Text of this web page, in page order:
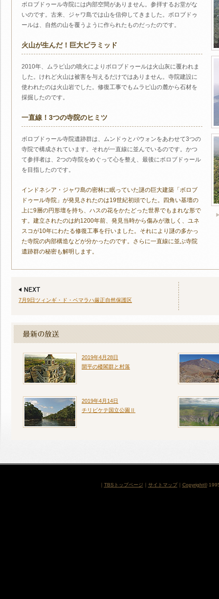
ボロブドゥール寺院には内部空間がありません。参拝するお堂がな
いのです。古来、ジャワ島では山を信仰してきました。ボロブドゥ
ールは、自然の山を覆うように作られたものだったのです。
火山が生んだ！巨大ピラミッド
2010年、ムラピ山の噴火によりボロブドゥールは火山灰に覆われま
した。けれど火山は被害を与えるだけではありません。寺院建設に
使われたのは火山岩でした。修復工事でもムラピ山の麓から石材を
採掘したのです。
一直線！3つの寺院のヒミツ
ボロブドゥール寺院遺跡群は、ムンドゥとパウォンをあわせて3つの
寺院で構成されています。それが一直線に並んでいるのです。かつ
て参拝者は、2つの寺院をめぐって心を整え、最後にボロブドゥール
を目指したのです。
インドネシア・ジャワ島の密林に眠っていた謎の巨大建築「ボロブ
ドゥール寺院」が発見されたのは19世紀初頭でした。四角い基壇の
上に9層の円形壇を持ち、ハスの花をかたどった世界でもまれな形で
す。建立されたのは約1200年前、発見当時から傷みが激しく、ユネ
スコが10年にわたる修復工事を行いました。それにより謎の多かっ
た寺院の内部構造などが分かったのです。さらに一直線に並ぶ寺院
遺跡群の秘密も解明します。
7月9日ツィンギ・ド・ベマラハ厳正自然保護区
2019年4月28日
開平の楼閣群と村落
2019年4月14日
チリビケテ国立公園Ⅱ
TBSトップページ サイトマップ｜ Copyright©